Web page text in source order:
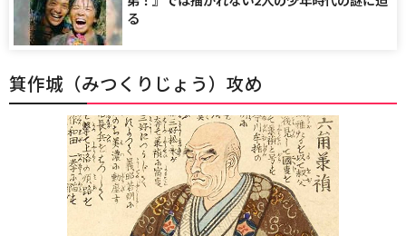
る
箕作城（みつくりじょう）攻め